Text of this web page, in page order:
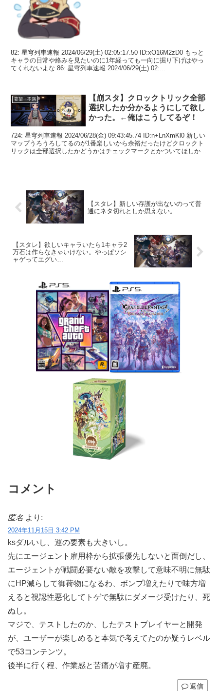
82: 星穹列車速報 2024/06/29(土) 02:05:17.50 ID:xO16M2zD0 もっと
キャラの日常や絡みを見たいのに1年経っても一向に掘り下げはやっ
てくれないよな 86: 星穹列車速報 2024/06/29(土) 02:...
要望・不満
【崩スタ】クロックトリック全部
選択したか分かるようにして欲し
かった。←俺はこうしてるぞ！
724: 星穹列車速報 2024/06/28(金) 09:43:45.74 ID:n+LnXmKl0 新しい
マップうろうろしてるのが1番楽しいから余裕だったけどクロックト
リックは全部選択したかどうかはチェックマークとかついてほしかっ
【スタレ】新しい存護が出ないのって普
通にネタ切れとしか思えない。
【スタレ】欲しいキャラいたら1キャラ2
万石は作らなきゃいけない。やっぱソシ
ャゲってエグい…
コメント
匿名 より:
2024年11月15日 3:42 PM
ksダルいし、運の要素も大きいし。
先にエージェント雇用枠から拡張優先しないと面倒だし、
エージェントが戦闘必要ない敵を攻撃して意味不明に無駄
にHP減らして御荷物になるわ、ボンプ増えたりで味方増
えると視認性悪化してトゲで無駄にダメージ受けたり、死
ぬし。
マジで、テストしたのか、したテストプレイヤーと開発
が、ユーザーが楽しめると本気で考えてたのか疑うレベル
で53コンテンツ。
後半に行く程、作業感と苦痛が増す産廃。
返信